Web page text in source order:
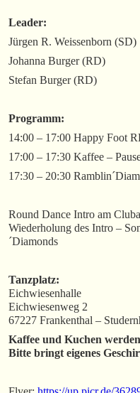
Leader:
Jürgen R. Weissenborn (SD)
Johanna Burger (RD)
Stefan Burger (RD)
Programm:
14:00 – 17:00 Happy Foot
17:00 – 17:30 Kaffee –
17:30 – 20:30
Round Dance Intro am
Wiederholung des Intro –
´Diamonds
Tanzplatz:
Eichwiesenhalle
Eichwiesenweg 2
67227 Frankenthal –
Kaffee und Kuchen
Bitte bringt eigenes